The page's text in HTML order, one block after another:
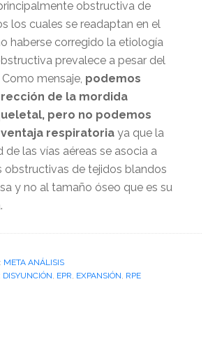
obstructiva de
los cuales se readaptan en el
haberse corregido la etiología
prevalece a pesar del
mensaje, podemos
de la mordida
pero no podemos
respiratoriaya que la
de las vías aéreas se asocia a
obstructivas de tejidos blandos
y no al tamaño óseo que es su
META ANÁLISIS
DISYUNCIÓN, EPR, EXPANSIÓN, RPE